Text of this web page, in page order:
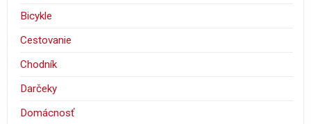
Bicykle
Cestovanie
Chodník
Darčeky
Domácnosť